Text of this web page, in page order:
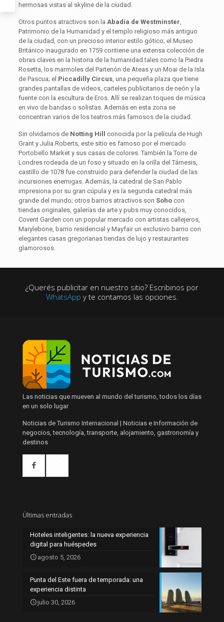
hermosas vistas al skyline de la ciudad.
Otros puntos atractivos son la Abadía de Westminster,
Patrimonio de la Humanidad y el templo religioso más antiguo
de la ciudad, con un precioso interior estilo gótico; el Museo
Británico inaugurado en 1759 contiene una extensa colección de
obras claves en la historia de la humanidad tales como la Piedra
Rosetta, los marmoles del Partenón de Ateas y un Moai de la Isla
de Pascua; el Piccadilly Circus, una pequeña plaza que tiene
grandes pantallas de videos, carteles publicitarios de neón y la
fuente con la escultura de Eros. Allí se realizan toques de música
en vivo de bandas o solistas. Además en esta zona se
concentran varios de los teatros más famosos de la ciudad.
Sin olvidarnos de Notting Hill
conocida por la película de Hugh
Grant y Julia Roberts, este sitio es famoso por el mercado
Portobello Market y sus casas de colores. También la Torre de
Londres rodeada de un foso y situado en la orilla del Támesis,
castillo de 1078 fue construido para defender la ciudad de las
incursiones enemigas. Además, la catedral de San Pablo
impresiona por su gran cúpula y es la segunda catedral más
grande del mundo; otros barrios atractivos son Sohocon
tiendas originales, galerías de arte y pubs muy conocidos,
Covent Garden con un popular mercado con artistas callejeros,
Marylebone, barrio residencial y Mayfair un exclusivo barrio con
elegantes casas gregorianas tiendas de lujo y restaurantes
glamorosos.
¿Querés publicitar en nuestro sitio? Escribinos por
WhatsApp y te contamos las opciones.
Las noticias que mueven al mundo del turismo, todos los días
en un solo lugar
Noticias de Turismo Internacional | Noticias e Información de
negocios, tecnología, transporte, alojamiento, gastronomía y
destinos
Últimas entradas
Hoteles inteligentes: la nueva experiencia
digital para huéspedes
agosto 5, 2026
Punta del Este fuera de temporada: una
experiencia distinta
julio 30, 2026